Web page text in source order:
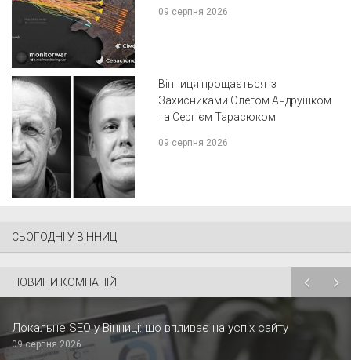
09 серпня 2026
Вінниця прощається із
Захисниками Олегом Андрушком
та Сергієм Тарасюком
09 серпня 2026
СЬОГОДНІ У ВІННИЦІ
НОВИНИ КОМПАНІЙ
Локальне SEO у Вінниці: що впливає на успіх сайту
09 серпня 2026